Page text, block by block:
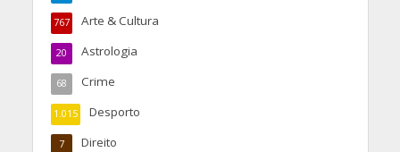
Arte & Cultura
767
Astrologia
20
Crime
68
Desporto
1.015
Direito
7